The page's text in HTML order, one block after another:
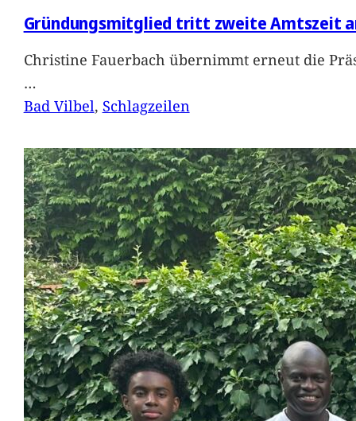
Gründungsmitglied tritt zweite Amtszeit
Christine Fauerbach übernimmt erneut die
…
Bad Vilbel, Schlagzeilen